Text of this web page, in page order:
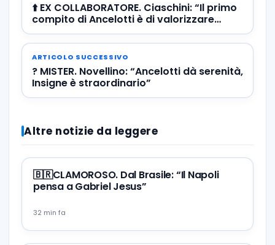
⬆️ EX COLLABORATORE. Ciaschini: “Il primo
compito di Ancelotti è di valorizzare
l’intera rosa”
ARTICOLO SUCCESSIVO
? MISTER. Novellino: “Ancelotti dà serenità,
Insigne è straordinario”
Altre notizie da leggere
🇧🇷CLAMOROSO. Dal Brasile: “Il Napoli
pensa a Gabriel Jesus”
32 min fa